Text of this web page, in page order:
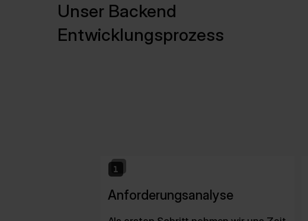
Unser Backend
Entwicklungsprozess
Anforderungsanalyse